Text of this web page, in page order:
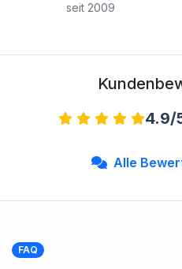
seit 2009
4.9/
Alle
FAQ